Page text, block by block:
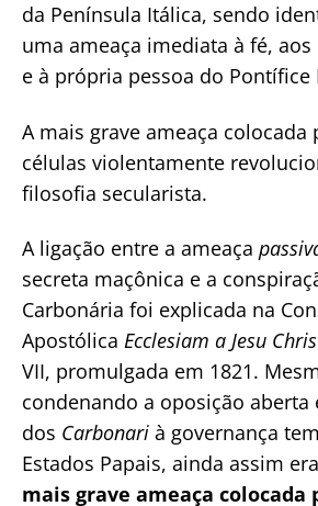
da Península Itálica, sendo
uma ameaça imediata à fé, aos
e à própria pessoa do Pontífice
A mais grave ameaça colocada
células violentamente
filosofia secularista.
A ligação entre a ameaça
secreta maçônica e a
Carbonária foi explicada na
Apostólica Ecclesiam a Jesu
VII, promulgada em 1821.
condenando a oposição aberta
dos Carbonari à governança
Estados Papais, ainda assim
mais grave ameaça colocada